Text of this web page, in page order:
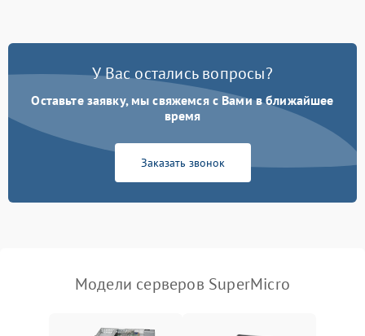
Общие поломки
Система охлаждения
У Вас остались вопросы?
Оставьте заявку, мы свяжемся с Вами в ближайшее
время
Заказать звонок
Модели серверов SuperMicro